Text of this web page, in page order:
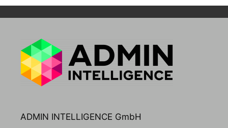
ADMIN INTELLIGENCE GmbH